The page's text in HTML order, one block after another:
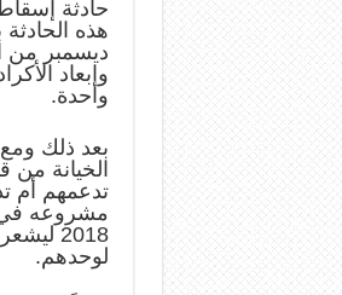
هذه
وإبعاد
واحدة.
بعد ذلك
الخيانة
تدعمهم أم
مشروعه في
2018
لوحدهم.